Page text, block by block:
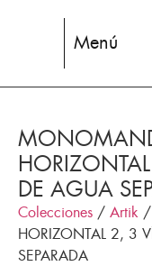
Menú
DE AGUA
Colecciones / Artik /
HORIZONTAL 2, 3
SEPARADA